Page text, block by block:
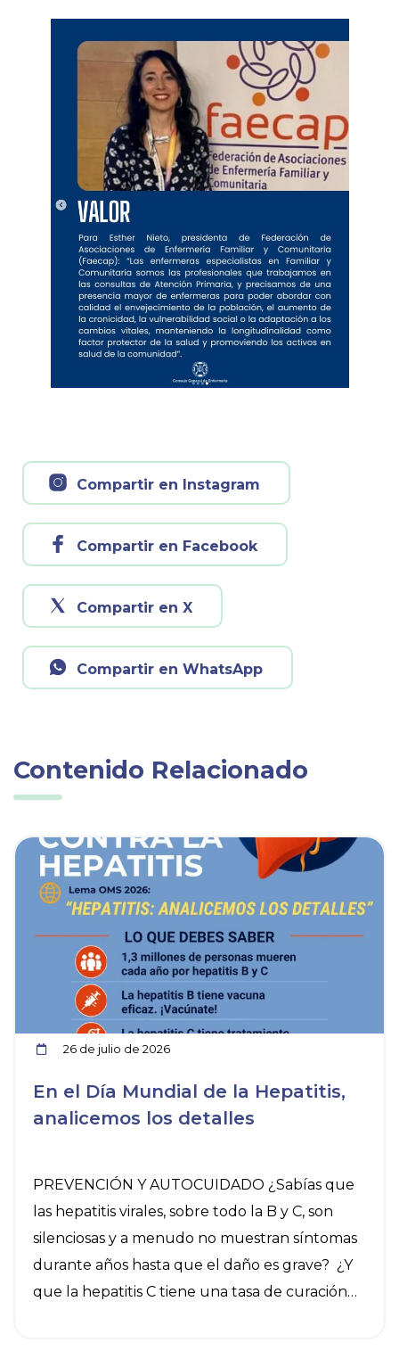
Compartir en Instagram
Compartir en Facebook
Compartir en X
Compartir en WhatsApp
Contenido Relacionado
26 de julio de 2026
En el Día Mundial de la Hepatitis,
analicemos los detalles
PREVENCIÓN Y AUTOCUIDADO ¿Sabías que
las hepatitis virales, sobre todo la B y C, son
silenciosas y a menudo no muestran síntomas
durante años hasta que el daño es grave? ¿Y
que la hepatitis C tiene una tasa de curación
Ver noticia